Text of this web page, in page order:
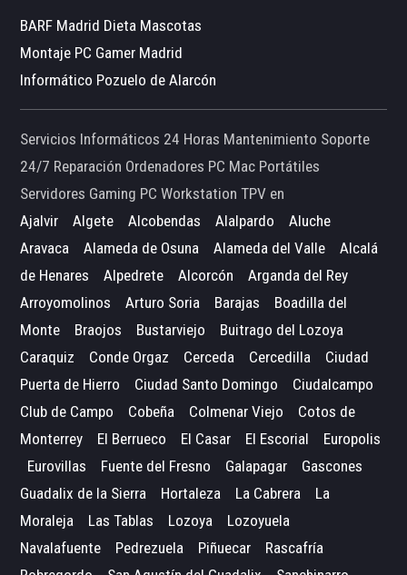
BARF Madrid Dieta Mascotas
Montaje PC Gamer Madrid
Informático Pozuelo de Alarcón
Servicios Informáticos 24 Horas Mantenimiento Soporte
24/7 Reparación Ordenadores PC Mac Portátiles
Servidores Gaming PC Workstation TPV en
Ajalvir
Algete Alcobendas Alalpardo
Aluche
Aravaca
Alameda de Osuna Alameda del Valle
Alcalá
de Henares
Alpedrete Alcorcón
Arganda del Rey
Arroyomolinos
Arturo Soria Barajas
Boadilla del
Monte
Braojos Bustarviejo
Buitrago del Lozoya
Caraquiz
Conde Orgaz Cerceda Cercedilla
Ciudad
Puerta de Hierro
Ciudad Santo Domingo
Ciudalcampo
Club de Campo
Cobeña Colmenar Viejo
Cotos de
Monterrey
El Berrueco El Casar El Escorial
Europolis
Eurovillas
Fuente del Fresno Galapagar
Gascones
Guadalix de la Sierra
Hortaleza La Cabrera
La
Moraleja
Las Tablas Lozoya
Lozoyuela
Navalafuente
Pedrezuela Piñuecar
Rascafría